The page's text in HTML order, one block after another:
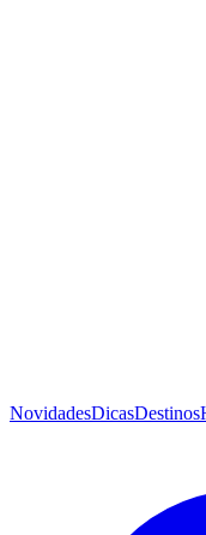
NovidadesDicasDestinos